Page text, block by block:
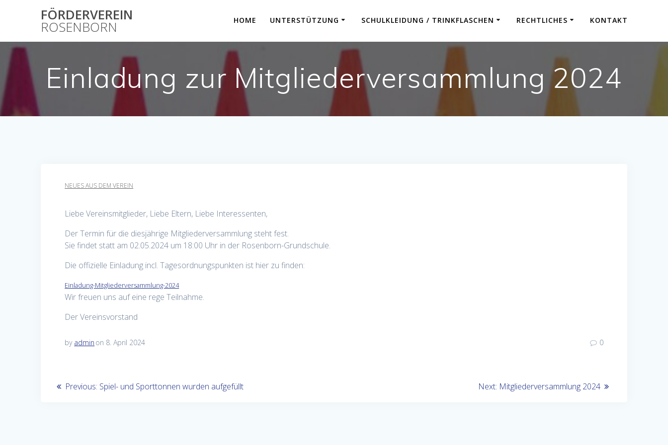
FÖRDERVEREIN
ROSENBORN HOME UNTERSTÜTZUNG SCHULKLEIDUNG / TRINKFLASCHEN RECHTLICHES KONTAKT
Einladung zur Mitgliederversammlung 2024
NEUES AUS DEM VEREIN
Liebe Vereinsmitglieder, Liebe Eltern, Liebe Interessenten,
Der Termin für die diesjährige Mitgliederversammlung steht fest.
Sie findet statt am 02.05.2024 um 18:00 Uhr in der Rosenborn-Grundschule.
Die offizielle Einladung incl. Tagesordnungspunkten ist hier zu finden:
Einladung-Mitgliederversammlung-2024
Wir freuen uns auf eine rege Teilnahme.
Der Vereinsvorstand
by admin on 8. April 2024 0
Beitragsnavigation
Previous: Previous
Spiel- und Sporttonnen wurden aufgefüllt Next: Next
Mitgliederversammlung 2024